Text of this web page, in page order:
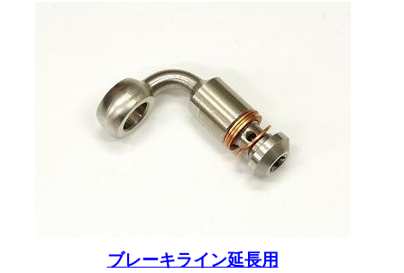
ブレーキライン延長用